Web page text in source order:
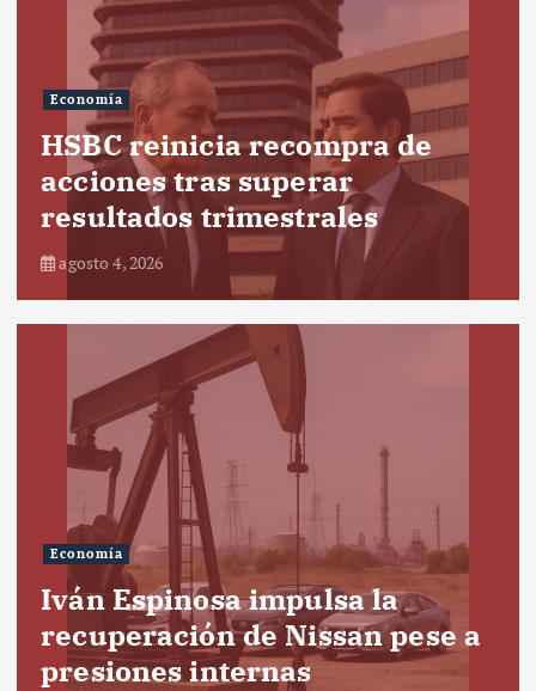
Economía
HSBC reinicia recompra de
acciones tras superar
resultados trimestrales
agosto 4, 2026
Economía
Iván Espinosa impulsa la
recuperación de Nissan pese a
presiones internas